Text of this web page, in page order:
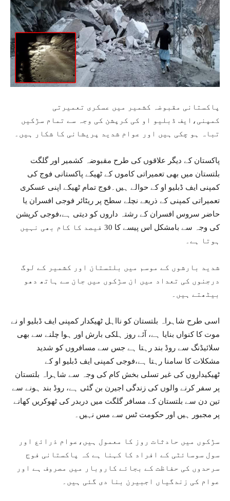
پاکستانی مقبوضہ کشمیر میں عسکری تعمیرتی
کمپنی،ایف ڈبلیو او کی کرپشن کی وجہ سے تمام سڑکیں
تباہ ہو چکی ہیں اور عوام شدید پریشانی کا شکار ہیں۔
پاکستان کے دیگر علاقوں کی طرح مقبوضہ کشمیر اور گلگت
بلتستان میں بھی تعمیراتی کاموں کے ٹھیکے پاکستانی فوج کی
کمپنی ایف ڈبلیو او کے حوالے ہیں۔فوج تمام ٹھیکے اپنی عسکری
تعمیراتی کمپنی کے ذریعے نچلے سطح پر ریٹائر فوجی افسران یا
حاضر سروس افسران کے رشتہ داروں کو دیتی ہے،فوجی کرپشن
کی وجہ سے بامشکل اس پیسے کا 30 فیصد کا کام بھی نہیں
ہوتا ہے۔
شدید بارشوں کے موسم میں بلتستان اور کشمیر کے لوگ
درجنوں کی تعداد میں ان سڑکوں میں جان سے ہاتھ دھو
بیٹھتے ہیں۔
اسی طرح شاہراہ بلتستان کو نااہل ٹھیکدار کمپنی ایف ڈبلیو او نے
موت کا کنواں بنایا ہے، آئے روز ہلکی بارش اور ہوا چلنے سے بھی
سلائیڈنگ سے روڈ بند رہتا ہے جس سے مسافروں کو شدید
مشکلات کا سامنا رہتا ہے،فوجی کمپنی ایف ڈبلیو او کے
ٹھیکیداروں کی غیر تسلی بخش کام کی وجہ سے شاہراہ بلتستان
پر سفر کرنے والوں کی زندگی اجیرن بن گئی ہے، روڈ بند ہونے سے
تین دن سے بلتستان کے مسافر گلگت میں دربدر کی ٹھوکریں کھانے
پر مجبور ہیں اور حکومت ٹس سے مس نہیں۔
سڑکوں میں حادثات روز کا معمول ہیں،عوام ذرائع اور
سول سوسائٹی کے افراد کا کہنا ہے کہ پاکستانی فوج
سرحدوں کی حفاظت کے بجائے کاروبار میں مصروف ہے اور
عوام کی زندگیاں اجبیرن بنا دی گئی ہیں۔